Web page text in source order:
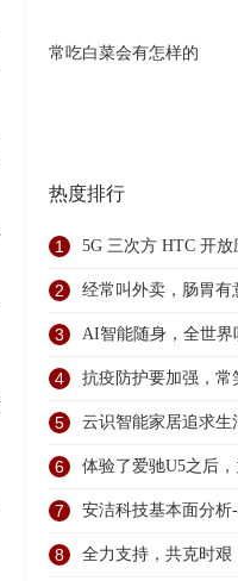
常吃白菜会有怎样的
热度排行
1 5G 三次方 HTC 开放
2 经常叫外卖，肠胃
3 AI智能随身，全世
4 抗疫防护要加强，常
5 云识智能家居追求生
6 体验了爱驰U5之后
7 安洁科技基本面分
8 全力支持，共克时艰